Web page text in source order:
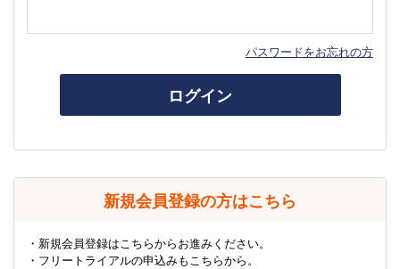
パスワードをお忘れの方
ログイン
新規会員登録の方はこちら
・新規会員登録はこちらからお進みください。
・フリートライアルの申込みもこちらから。